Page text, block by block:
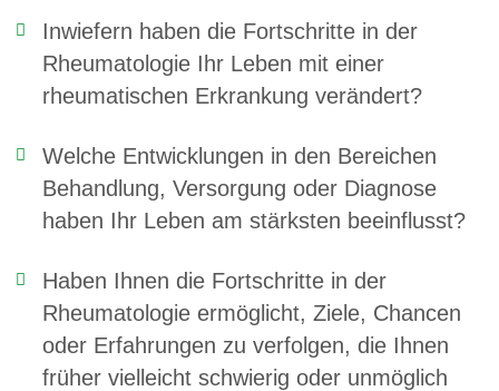
Inwiefern haben die Fortschritte in der
Rheumatologie Ihr Leben mit einer
rheumatischen Erkrankung verändert?
Welche Entwicklungen in den Bereichen
Behandlung, Versorgung oder Diagnose
haben Ihr Leben am stärksten beeinflusst?
Haben Ihnen die Fortschritte in der
Rheumatologie ermöglicht, Ziele, Chancen
oder Erfahrungen zu verfolgen, die Ihnen
früher vielleicht schwierig oder unmöglich